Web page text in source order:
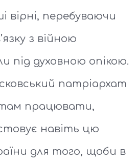
вірні, перебуваючи
з війною
під духовною опікою.
патріархат
там працювати,
навіть цю
для того, щоби в